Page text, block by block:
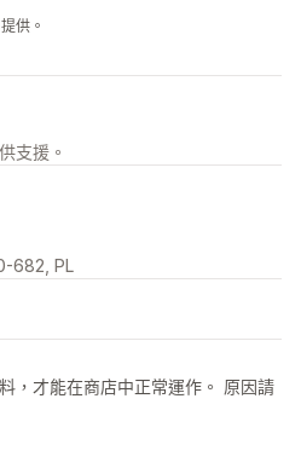
供。
支援。
682, PL
，才能在商店中正常運作。 原因請